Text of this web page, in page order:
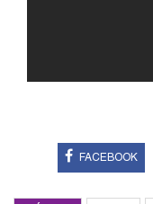
FACEBOOK